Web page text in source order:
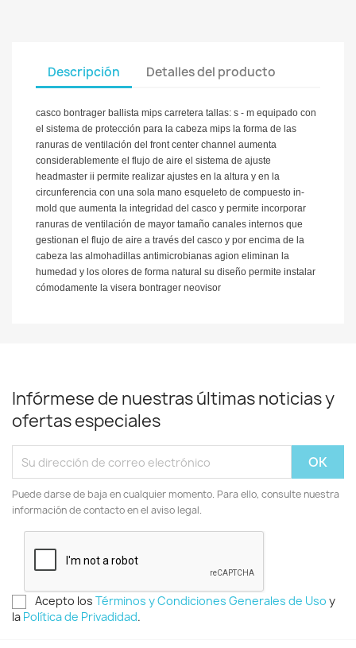
Descripción Detalles del producto
casco bontrager ballista mips carretera tallas: s - m equipado con
el sistema de protección para la cabeza mips la forma de las
ranuras de ventilación del front center channel aumenta
considerablemente el flujo de aire el sistema de ajuste
headmaster ii permite realizar ajustes en la altura y en la
circunferencia con una sola mano esqueleto de compuesto in-
mold que aumenta la integridad del casco y permite incorporar
ranuras de ventilación de mayor tamaño canales internos que
gestionan el flujo de aire a través del casco y por encima de la
cabeza las almohadillas antimicrobianas agion eliminan la
humedad y los olores de forma natural su diseño permite instalar
cómodamente la visera bontrager neovisor
Infórmese de nuestras últimas noticias y
ofertas especiales
Puede darse de baja en cualquier momento. Para ello, consulte nuestra
información de contacto en el aviso legal.
Acepto los Términos y Condiciones Generales de Uso y
la Política de Privadidad.